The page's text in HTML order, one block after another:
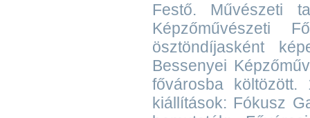
Festő. Művészeti
Képzőművészeti
ösztöndíjasként
Bessenyei
fővárosba költözött.
kiállítások: Fókusz